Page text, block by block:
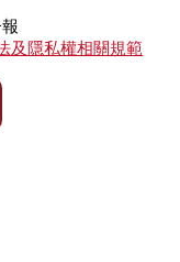
及隱私權相關規範